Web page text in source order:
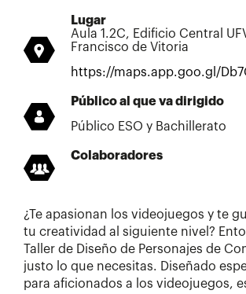
Lugar
Aula 1.2C, Edificio Central
Francisco de Vitoria
https://maps.app.goo.gl/
Público al que va dirigido
Público ESO y Bachillerato
Colaboradores
¿Te apasionan los videojuegos y te
tu creatividad al siguiente nivel?
Taller de Diseño de Personajes de
justo lo que necesitas. Diseñado
para aficionados a los videojuegos,